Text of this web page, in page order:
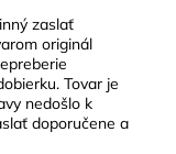
zaslať
originál
Tovar je
nedošlo k
doporučene a